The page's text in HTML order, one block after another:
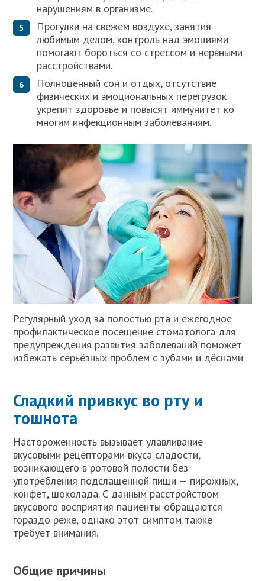
нарушениям в организме.
Прогулки на свежем воздухе, занятия
любимым делом, контроль над эмоциями
помогают бороться со стрессом и нервными
расстройствами.
Полноценный сон и отдых, отсутствие
физических и эмоциональных перегрузок
укрепят здоровье и повысят иммунитет ко
многим инфекционным заболеваниям.
Регулярный уход за полостью рта и ежегодное
профилактическое посещение стоматолога для
предупреждения развития заболеваний поможет
избежать серьёзных проблем с зубами и дёснами
Сладкий привкус во рту и
тошнота
Настороженность вызывает улавливание
вкусовыми рецепторами вкуса сладости,
возникающего в ротовой полости без
употребления подслащенной пищи — пирожных,
конфет, шоколада. С данным расстройством
вкусового восприятия пациенты обращаются
гораздо реже, однако этот симптом также
требует внимания.
Общие причины